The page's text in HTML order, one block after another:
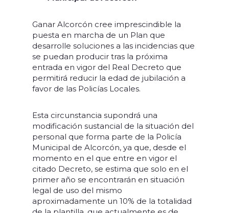
Ganar Alcorcón cree imprescindible la
puesta en marcha de un Plan que
desarrolle soluciones a las incidencias que
se puedan producir tras la próxima
entrada en vigor del Real Decreto que
permitirá reducir la edad de jubilación a
favor de las Policías Locales.
Esta circunstancia supondrá una
modificación sustancial de la situación del
personal que forma parte de la Policía
Municipal de Alcorcón, ya que, desde el
momento en el que entre en vigor el
citado Decreto, se estima que solo en el
primer año se encontrarán en situación
legal de uso del mismo
aproximadamente un 10% de la totalidad